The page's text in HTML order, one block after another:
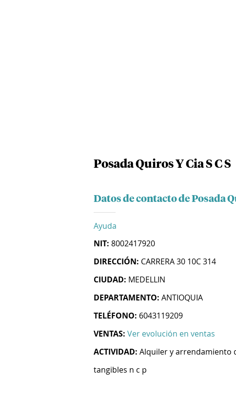
Posada Quiros Y Cia S C S
Datos de contacto de Posada
Ayuda
NIT: 8002417920
DIRECCIÓN: CARRERA 30 10C 314
CIUDAD: MEDELLIN
DEPARTAMENTO: ANTIOQUIA
TELÉFONO: 6043119209
VENTAS: Ver evolución en ventas
ACTIVIDAD: Alquiler y arrendamiento
tangibles n c p